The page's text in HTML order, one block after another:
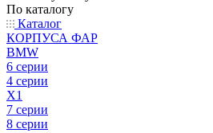
По каталогу
Каталог
КОРПУСА ФАР
BMW
6 серии
4 серии
X1
7 серии
8 серии